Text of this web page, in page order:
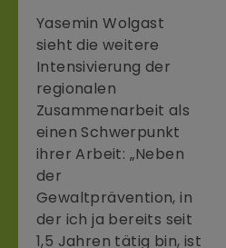
Yasemin Wolgast
sieht die weitere
Intensivierung der
regionalen
Zusammenarbeit als
einen Schwerpunkt
ihrer Arbeit: „Neben
der
Gewaltprävention, in
der ich ja bereits seit
1,5 Jahren tätig bin, ist